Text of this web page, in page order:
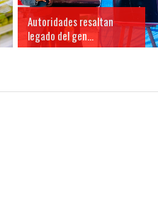
Autoridades resaltan
legado del gen...